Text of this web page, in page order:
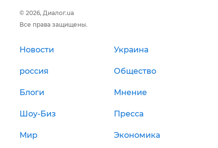
© 2026, Диалог.ua
Все права защищены.
Новости Украина
россия Общество
Блоги Мнение
Шоу-Биз Пресса
Мир Экономика